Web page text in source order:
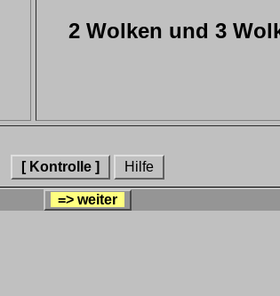
2 Wolken und 3
[ Kontrolle ] Hilfe
=> weiter